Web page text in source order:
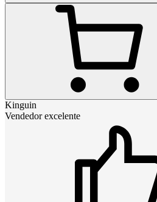
Kinguin
Vendedor excelente